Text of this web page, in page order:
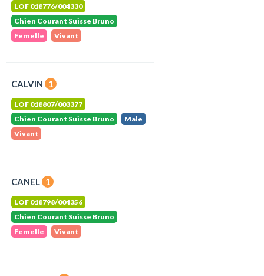
LOF 018776/004330
Chien Courant Suisse Bruno
Femelle
Vivant
CALVIN 1
LOF 018807/003377
Chien Courant Suisse Bruno
Male
Vivant
CANEL 1
LOF 018798/004356
Chien Courant Suisse Bruno
Femelle
Vivant